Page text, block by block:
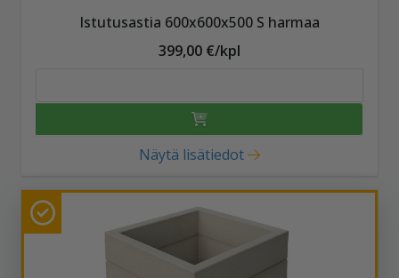
Istutusastia 600x600x500 S harmaa
399,00 €/kpl
Näytä lisätiedot